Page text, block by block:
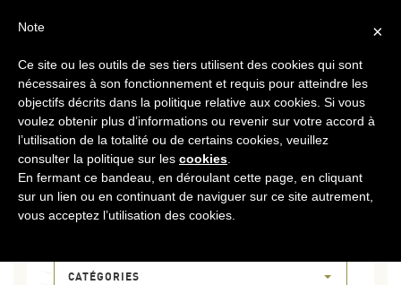
MENU
DSCF2523
CATÉGORIES
×
Note
Ce site ou les outils de ses tiers utilisent des cookies qui sont
nécessaires à son fonctionnement et requis pour atteindre les
objectifs décrits dans la politique relative aux cookies. Si vous
voulez obtenir plus d’informations ou revenir sur votre accord à
l’utilisation de la totalité ou de certains cookies, veuillez
consulter la politique sur les cookies
En fermant ce bandeau, en déroulant cette page, en cliquant
sur un lien ou en continuant de naviguer sur ce site autrement,
vous acceptez l’utilisation des cookies.